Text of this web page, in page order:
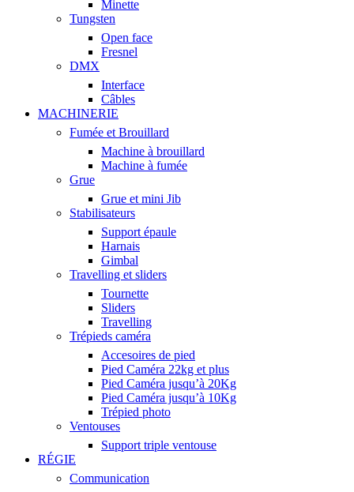
Minette
Tungsten
Open face
Fresnel
DMX
Interface
Câbles
MACHINERIE
Fumée et Brouillard
Machine à brouillard
Machine à fumée
Grue
Grue et mini Jib
Stabilisateurs
Support épaule
Harnais
Gimbal
Travelling et sliders
Tournette
Sliders
Travelling
Trépieds caméra
Accesoires de pied
Pied Caméra 22kg et plus
Pied Caméra jusqu’à 20Kg
Pied Caméra jusqu’à 10Kg
Trépied photo
Ventouses
Support triple ventouse
RÉGIE
Communication